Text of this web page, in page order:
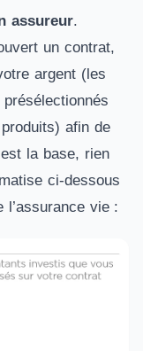
assureur.
un contrat,
argent (les
afin de
la base, rien
ci-dessous
vie :